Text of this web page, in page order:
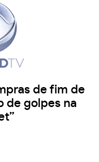
de fim de
de golpes na